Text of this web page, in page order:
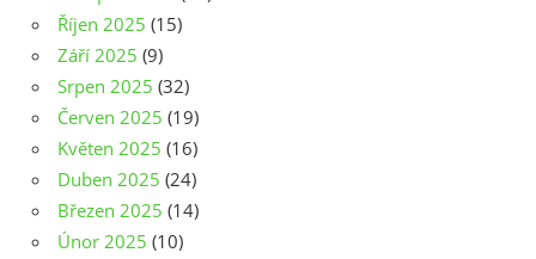
Říjen 2025 (15)
Září 2025 (9)
Srpen 2025 (32)
Červen 2025 (19)
Květen 2025 (16)
Duben 2025 (24)
Březen 2025 (14)
Únor 2025 (10)